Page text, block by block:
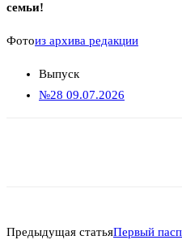
семьи!
Фотоиз архива редакции
Выпуск
№28 09.07.2026
Предыдущая статьяПервый